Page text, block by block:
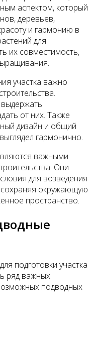
аспектом, который
деревьев,
и гармонию в
для
их совместимость,
участка важно
от них. Также
дизайн и общий
гармонично.
важными
Они
для возведения
сохраняя окружающую
пространство.
подготовки участка
ряд важных
подводных